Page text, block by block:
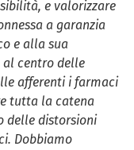
e valorizzare
a garanzia
e alla sua
al centro delle
afferenti i farmaci
tutta la catena
delle distorsioni
Dobbiamo